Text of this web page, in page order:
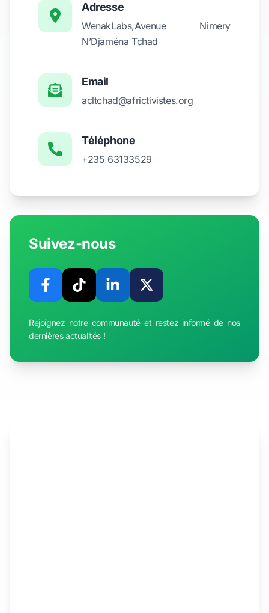
Adresse
WenakLabs,Avenue Nimery
N’Djaména Tchad
Email
acltchad@africtivistes.org
Téléphone
+235 63133529
Suivez-nous
Rejoignez notre communauté et restez informé de nos
dernières actualités !